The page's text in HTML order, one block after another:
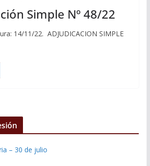
Simple Nº 48/22
14/11/22. ADJUDICACION SIMPLE
– 30 de julio